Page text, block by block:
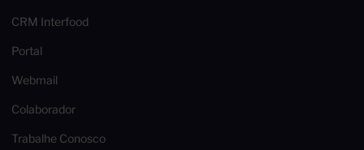
CRM Interfood
Portal
Webmail
Colaborador
Trabalhe Conosco